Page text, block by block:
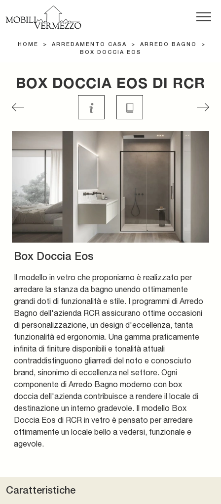
HOME > ARREDAMENTO CASA > ARREDO BAGNO
>
BOX DOCCIA EOS
BOX DOCCIA EOS DI RCR
Box Doccia Eos
Il modello in vetro che proponiamo è realizzato per
arredare la stanza da bagno unendo ottimamente
grandi doti di funzionalità e stile. I programmi di Arredo
Bagno dell'azienda RCR assicurano ottime occasioni
di personalizzazione, un design d'eccellenza, tanta
funzionalità ed ergonomia. Una gamma praticamente
infinita di finiture disponibili e tonalità attuali
contraddistinguono gliarredi del noto e conosciuto
brand, sinonimo di eccellenza nel settore. Ogni
componente di Arredo Bagno moderno con box
doccia dell'azienda contribuisce a rendere il locale di
destinazione un interno gradevole. Il modello Box
Doccia Eos di RCR in vetro è pensato per arredare
ottimamente un locale bello a vedersi, funzionale e
agevole.
Caratteristiche